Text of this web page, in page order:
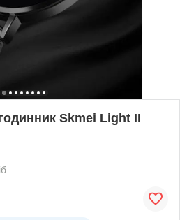
Skmei Light II